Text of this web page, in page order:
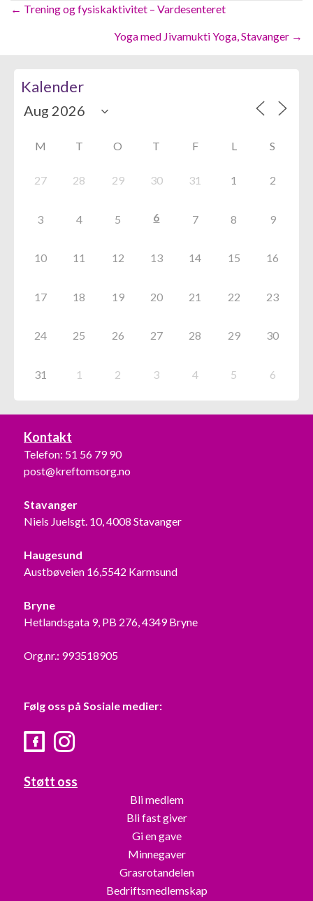
Posts
← Trening og fysiskaktivitet – Vardesenteret
Yoga med Jivamukti Yoga, Stavanger →
Kalender
M T O T F L S
27 28 29 30 31 1 2
3 4 5 6 7 8 9
10 11 12 13 14 15 16
17 18 19 20 21 22 23
24 25 26 27 28 29 30
31 1 2 3 4 5 6
Kontakt
Telefon: 51 56 79 90
post@kreftomsorg.no
Stavanger
Niels Juelsgt. 10, 4008 Stavanger
Haugesund
Austbøveien 16,5542 Karmsund
Bryne
Hetlandsgata 9, PB 276, 4349 Bryne
Org.nr.: 993518905
Følg oss på Sosiale medier:
FacebookInstagram
Støtt oss
Bli medlem
Bli fast giver
Gi en gave
Minnegaver
Grasrotandelen
Bedriftsmedlemskap